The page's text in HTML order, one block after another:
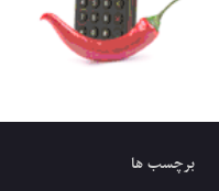
برچسب ها